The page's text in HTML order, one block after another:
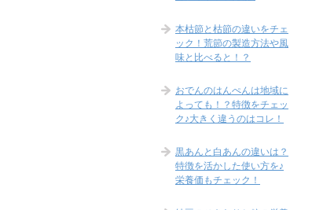
本枯節と枯節の違いをチェ
ック！荒節の製造方法や風
味と比べると！？
おでんのはんぺんは地域に
よっても！？特徴をチェッ
ク♪大きく違うのはコレ！
黒あんと白あんの違いは？
特徴を活かした使い方を♪
栄養価もチェック！